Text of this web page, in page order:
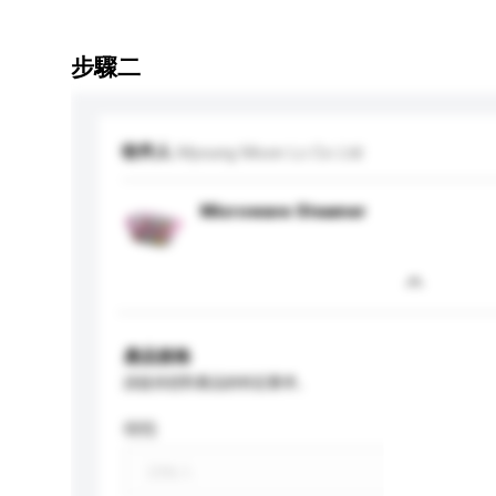
步驟二
收件人
Microwave Steamer
產品規格